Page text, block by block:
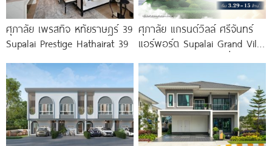
ศุภาลัย เพรสทิจ หทัยราษฎร์ 39
Supalai Prestige Hathairat 39
ศุภาลัย แกรนด์วิลล์ ศรีจันทร์
แอร์พอร์ต Supalai Grand Ville
ใกล้